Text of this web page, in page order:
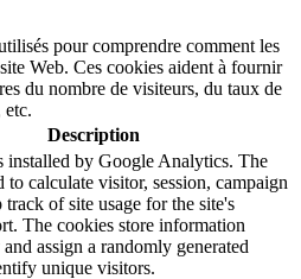
pour comprendre comment les
Web. Ces cookies aident à fournir
du nombre de visiteurs, du taux de
etc.
Description
installed by Google Analytics. The
to calculate visitor, session, campaign
track of site usage for the site's
The cookies store information
assign a randomly generated
unique visitors.